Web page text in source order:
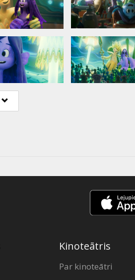
Kinoteātris
Par kinoteātri